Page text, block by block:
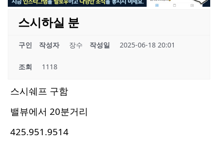
스시하실 분
구인 작성자 장수 작성일 2025-06-18 20:01
조회 1118
스시쉐프 구함
밸뷰에서 20분거리
425.951.9514